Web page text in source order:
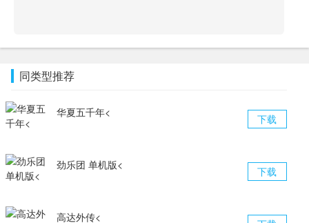
同类型推荐
下载
华夏五千年<
下载
劲乐团 单机版<
高达外传<